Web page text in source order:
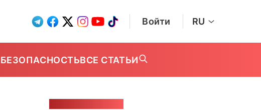
Войти RU
БЕЗОПАСНОСТЬВСЕ СТАТЬИ